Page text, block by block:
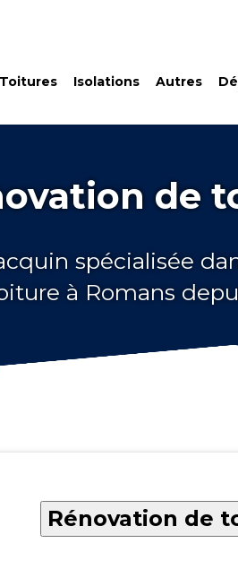
Toitures Isolations Autres
de
spécialisée
à Romans
Rénovation de